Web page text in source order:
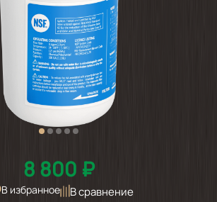
8 800 ₽
В избранное В сравнение